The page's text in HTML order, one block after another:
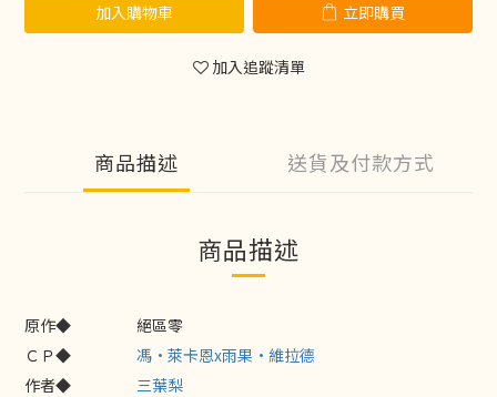
加入購物車 立即購買
加入追蹤清單
商品描述 送貨及付款方式
商品描述
原作◆
絕區零
ＣＰ◆
馮·萊卡恩x雨果·維拉德
作者◆
三葉梨